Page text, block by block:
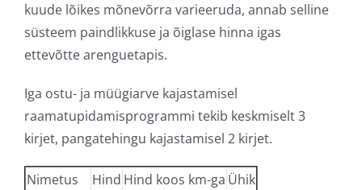
kuude lõikes mõnevõrra varieeruda, annab selline
süsteem paindlikkuse ja õiglase hinna igas
ettevõtte arenguetapis.
Iga ostu- ja müügiarve kajastamisel
raamatupidamisprogrammi tekib keskmiselt 3
kirjet, pangatehingu kajastamisel 2 kirjet.
Nimetus Hind Hind koos km-ga Ühik